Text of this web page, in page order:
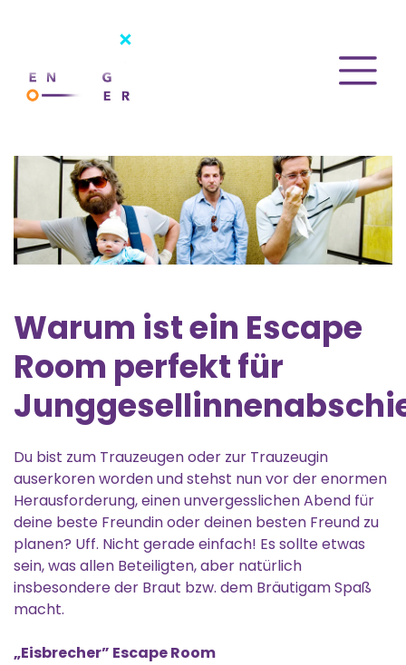
Warum ist ein Escape
Room perfekt für
Du bist zum Trauzeugen oder zur Trauzeugin
auserkoren worden und stehst nun vor der enormen
Herausforderung, einen unvergesslichen Abend für
deine beste Freundin oder deinen besten Freund zu
planen? Uff. Nicht gerade einfach! Es sollte etwas
sein, was allen Beteiligten, aber natürlich
insbesondere der Braut bzw. dem Bräutigam Spaß
macht.
„Eisbrecher” Escape Room